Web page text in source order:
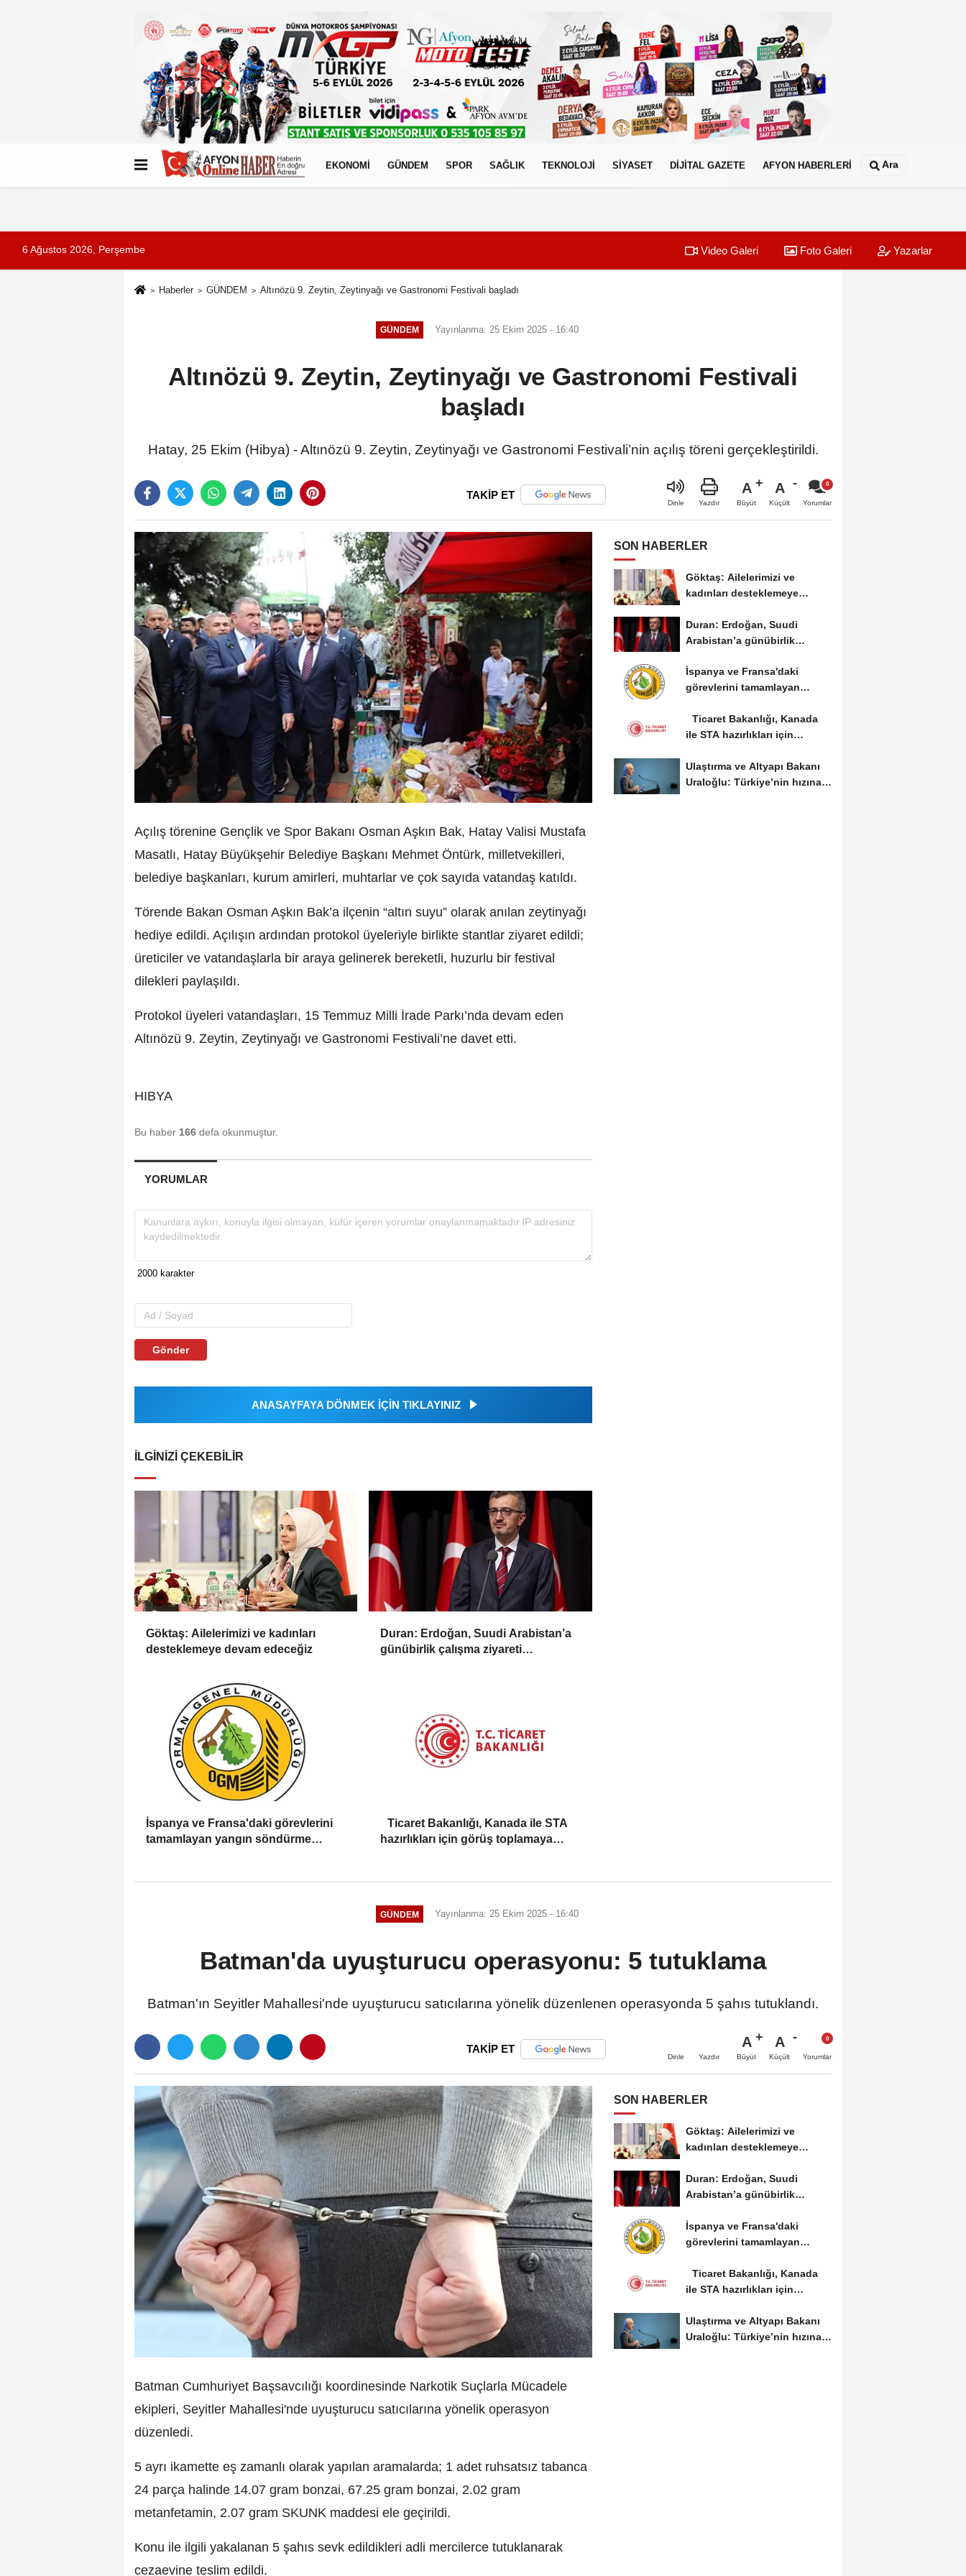
Künye İletişim Çerez Politikası
EKONOMİ GÜNDEM SPOR SAĞLIK TEKNOLOJİ SİYASET DİJİTAL GAZETE AFYON HABERLERİ Ara
6 Ağustos 2026, Perşembe Video Galeri Foto Galeri Yazarlar
Haberler GÜNDEM Altınözü 9. Zeytin, Zeytinyağı ve Gastronomi Festivali başladı
GÜNDEM Yayınlanma: 25 Ekim 2025 - 16:40
Altınözü 9. Zeytin, Zeytinyağı ve Gastronomi Festivali
başladı
Hatay, 25 Ekim (Hibya) - Altınözü 9. Zeytin, Zeytinyağı ve Gastronomi Festivali’nin açılış töreni gerçekleştirildi.
TAKİP ET
Dinle Yazdır
A
Büyüt
A
Küçült Yorumlar
Açılış törenine Gençlik ve Spor Bakanı Osman Aşkın Bak, Hatay Valisi Mustafa
Masatlı, Hatay Büyükşehir Belediye Başkanı Mehmet Öntürk, milletvekilleri,
belediye başkanları, kurum amirleri, muhtarlar ve çok sayıda vatandaş katıldı.
Törende Bakan Osman Aşkın Bak’a ilçenin “altın suyu” olarak anılan zeytinyağı
hediye edildi. Açılışın ardından protokol üyeleriyle birlikte stantlar ziyaret edildi;
üreticiler ve vatandaşlarla bir araya gelinerek bereketli, huzurlu bir festival
dilekleri paylaşıldı.
Protokol üyeleri vatandaşları, 15 Temmuz Milli İrade Parkı’nda devam eden
Altınözü 9. Zeytin, Zeytinyağı ve Gastronomi Festivali’ne davet etti.
HIBYA
Bu haber 166 defa okunmuştur.
YORUMLAR
Gönder
ANASAYFAYA DÖNMEK İÇİN TIKLAYINIZ
İLGINIZI ÇEKEBILIR
Göktaş: Ailelerimizi ve kadınları
desteklemeye devam edeceğiz
Duran: Erdoğan, Suudi Arabistan’a
günübirlik çalışma ziyareti
İspanya ve Fransa'daki görevlerini
tamamlayan yangın söndürme
Ticaret Bakanlığı, Kanada ile STA
hazırlıkları için görüş toplamaya
SON HABERLER
Göktaş: Ailelerimizi ve
kadınları desteklemeye
Duran: Erdoğan, Suudi
Arabistan’a günübirlik
İspanya ve Fransa'daki
görevlerini tamamlayan
Ticaret Bakanlığı, Kanada
ile STA hazırlıkları için
Ulaştırma ve Altyapı Bakanı
Uraloğlu: Türkiye’nin hızına
GÜNDEM Yayınlanma: 25 Ekim 2025 - 16:40
Batman'da uyuşturucu operasyonu: 5 tutuklama
Batman'ın Seyitler Mahallesi'nde uyuşturucu satıcılarına yönelik düzenlenen operasyonda 5 şahıs tutuklandı.
TAKİP ET
Dinle Yazdır
A
Büyüt
A
Küçült Yorumlar
Batman Cumhuriyet Başsavcılığı koordinesinde Narkotik Suçlarla Mücadele
ekipleri, Seyitler Mahallesi'nde uyuşturucu satıcılarına yönelik operasyon
düzenledi.
5 ayrı ikamette eş zamanlı olarak yapılan aramalarda; 1 adet ruhsatsız tabanca
24 parça halinde 14.07 gram bonzai, 67.25 gram bonzai, 2.02 gram
metanfetamin, 2.07 gram SKUNK maddesi ele geçirildi.
Konu ile ilgili yakalanan 5 şahıs sevk edildikleri adli mercilerce tutuklanarak
cezaevine teslim edildi.
SON HABERLER
Göktaş: Ailelerimizi ve
kadınları desteklemeye
Duran: Erdoğan, Suudi
Arabistan’a günübirlik
İspanya ve Fransa'daki
görevlerini tamamlayan
Ticaret Bakanlığı, Kanada
ile STA hazırlıkları için
Ulaştırma ve Altyapı Bakanı
Uraloğlu: Türkiye’nin hızına